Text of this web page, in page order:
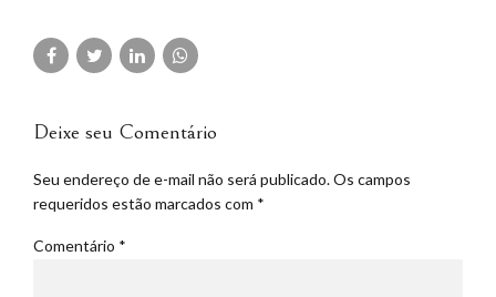
Deixe seu Comentário
Seu endereço de e-mail não será publicado. Os campos
requeridos estão marcados com *
Comentário *